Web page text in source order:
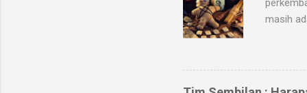
masih
objek
kaum
untuk